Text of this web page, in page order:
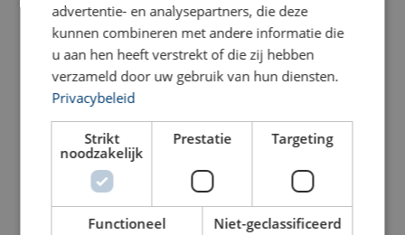
Holmatro Elektrische
1650 RC
Bekijk product
Holmatro Elektrische
Bekijk product
advertentie- en analysepartners, die deze
kunnen combineren met andere informatie die
u aan hen heeft verstrekt of die zij hebben
verzameld door uw gebruik van hun diensten.
Privacybeleid
Strikt
noodzakelijk
Prestatie Targeting
Functioneel Niet-geclassificeerd